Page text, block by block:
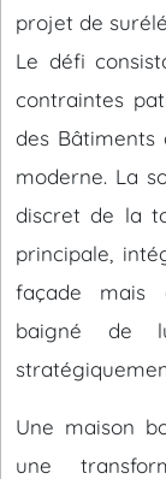
projet de
Le défi
contraintes
des
moderne. La
discret de la
principale,
façade mais
baigné de
Une maison
une